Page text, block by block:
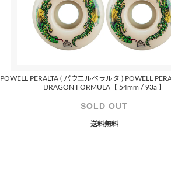
POWELL PERALTA ( パウエルペラルタ ) POWELL
DRAGON FORMULA【 54mm / 93a 】
SOLD OUT
送料無料